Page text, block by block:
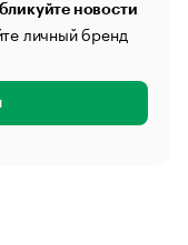
новости
личный бренд